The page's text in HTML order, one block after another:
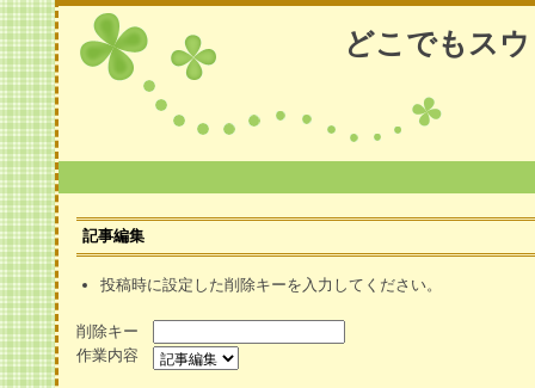
どこでもス
記事編集
投稿時に設定した削除キーを入力してください。
削除キー
作業内容